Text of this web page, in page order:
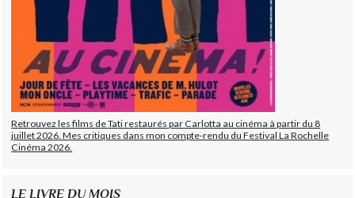
Retrouvez les films de Tati restaurés par Carlotta au cinéma à partir du 8
juillet 2026. Mes critiques dans mon compte-rendu du Festival La Rochelle
Cinéma 2026.
LE LIVRE DU MOIS